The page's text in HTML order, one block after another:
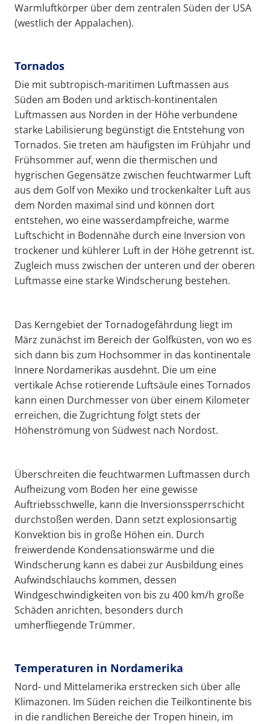
Warmluftkörper über dem zentralen Süden der USA
(westlich der Appalachen).
Tornados
Die mit subtropisch-maritimen Luftmassen aus
Süden am Boden und arktisch-kontinentalen
Luftmassen aus Norden in der Höhe verbundene
starke Labilisierung begünstigt die Entstehung von
Tornados. Sie treten am häufigsten im Frühjahr und
Frühsommer auf, wenn die thermischen und
hygrischen Gegensätze zwischen feuchtwarmer Luft
aus dem Golf von Mexiko und trockenkalter Luft aus
dem Norden maximal sind und können dort
entstehen, wo eine wasserdampfreiche, warme
Luftschicht in Bodennähe durch eine Inversion von
trockener und kühlerer Luft in der Höhe getrennt ist.
Zugleich muss zwischen der unteren und der oberen
Luftmasse eine starke Windscherung bestehen.
Das Kerngebiet der Tornadogefährdung liegt im
März zunächst im Bereich der Golfküsten, von wo es
sich dann bis zum Hochsommer in das kontinentale
Innere Nordamerikas ausdehnt. Die um eine
vertikale Achse rotierende Luftsäule eines Tornados
kann einen Durchmesser von über einem Kilometer
erreichen, die Zugrichtung folgt stets der
Höhenströmung von Südwest nach Nordost.
Überschreiten die feuchtwarmen Luftmassen durch
Aufheizung vom Boden her eine gewisse
Auftriebsschwelle, kann die Inversionssperrschicht
durchstoßen werden. Dann setzt explosionsartig
Konvektion bis in große Höhen ein. Durch
freiwerdende Kondensationswärme und die
Windscherung kann es dabei zur Ausbildung eines
Aufwindschlauchs kommen, dessen
Windgeschwindigkeiten von bis zu 400 km/h große
Schäden anrichten, besonders durch
umherfliegende Trümmer.
Temperaturen in Nordamerika
Nord- und Mittelamerika erstrecken sich über alle
Klimazonen. Im Süden reichen die Teilkontinente bis
in die randlichen Bereiche der Tropen hinein, im